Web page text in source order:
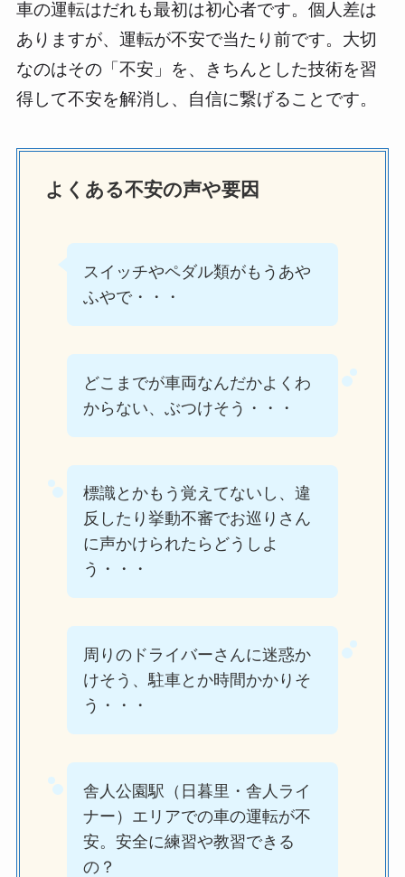
車の運転はだれも最初は初心者です。個人差は
ありますが、運転が不安で当たり前です。大切
なのはその「不安」を、きちんとした技術を習
得して不安を解消し、自信に繋げることです。
よくある不安の声や要因
スイッチやペダル類がもうあや
ふやで・・・
どこまでが車両なんだかよくわ
からない、ぶつけそう・・・
標識とかもう覚えてないし、違
反したり挙動不審でお巡りさん
に声かけられたらどうしよ
う・・・
周りのドライバーさんに迷惑か
けそう、駐車とか時間かかりそ
う・・・
舎人公園駅（日暮里・舎人ライ
ナー）エリアでの車の運転が不
安。安全に練習や教習できる
の？